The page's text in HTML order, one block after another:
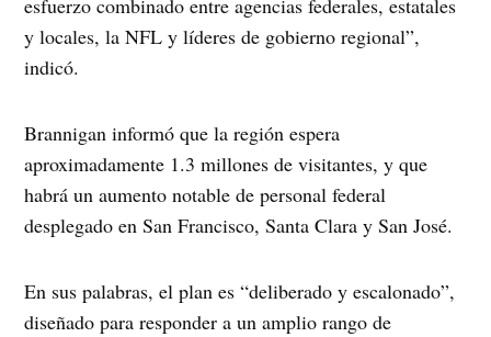
y locales, la NFL y líderes de gobierno regional”,
indicó.
Brannigan informó que la región espera
aproximadamente 1.3 millones de visitantes, y que
habrá un aumento notable de personal federal
desplegado en San Francisco, Santa Clara y San José.
En sus palabras, el plan es “deliberado y escalonado”,
diseñado para responder a un amplio rango de